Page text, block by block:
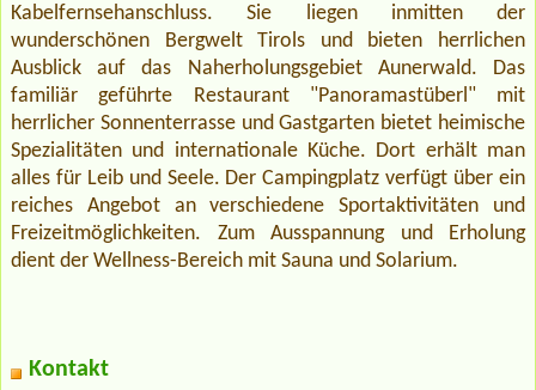
Kabelfernsehanschluss. Sie liegen inmitten der
wunderschönen Bergwelt Tirols und bieten herrlichen
Ausblick auf das Naherholungsgebiet Aunerwald. Das
familiär geführte Restaurant "Panoramastüberl" mit
herrlicher Sonnenterrasse und Gastgarten bietet heimische
Spezialitäten und internationale Küche. Dort erhält man
alles für Leib und Seele. Der Campingplatz verfügt über ein
reiches Angebot an verschiedene Sportaktivitäten und
Freizeitmöglichkeiten. Zum Ausspannung und Erholung
dient der Wellness-Bereich mit Sauna und Solarium.
Kontakt